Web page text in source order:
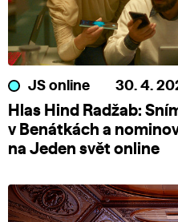
JS online 30. 4.
Hlas Hind Radžab:
v Benátkách a
na Jeden svět online